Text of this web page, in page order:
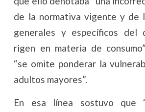
de la normativa vigente y de
generales y específicos del
rigen en materia de
“se omite ponderar la
adultos mayores”.
En esa línea sostuvo que